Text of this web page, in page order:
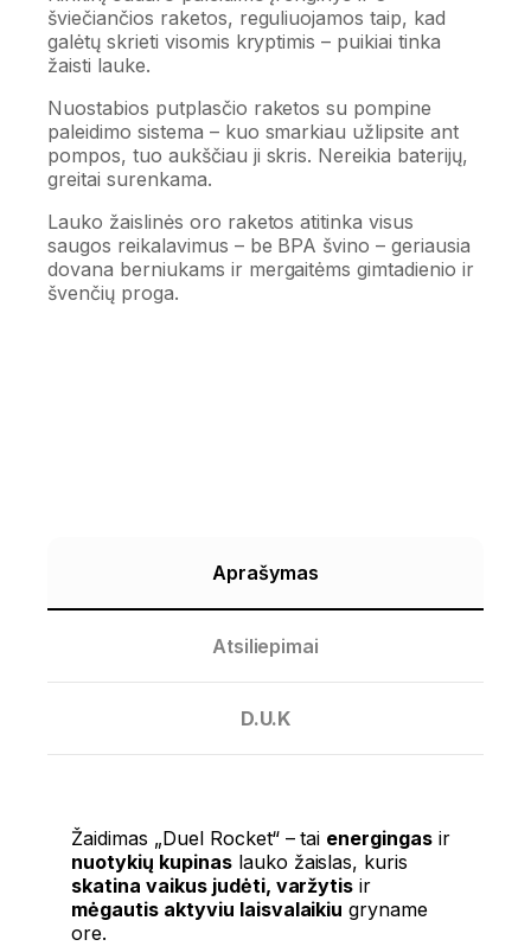
šviečiančios raketos, reguliuojamos taip, kad
galėtų skrieti visomis kryptimis – puikiai tinka
žaisti lauke.
Nuostabios putplasčio raketos su pompine
paleidimo sistema – kuo smarkiau užlipsite ant
pompos, tuo aukščiau ji skris. Nereikia baterijų,
greitai surenkama.
Lauko žaislinės oro raketos atitinka visus
saugos reikalavimus – be BPA švino – geriausia
dovana berniukams ir mergaitėms gimtadienio ir
švenčių proga.
Aprašymas
Atsiliepimai
D.U.K
Žaidimas „Duel Rocket“ – tai energingas ir
nuotykių kupinaslauko žaislas, kuris
skatina vaikus judėti, varžytis ir
mėgautis aktyviu laisvalaikiu gryname
ore.